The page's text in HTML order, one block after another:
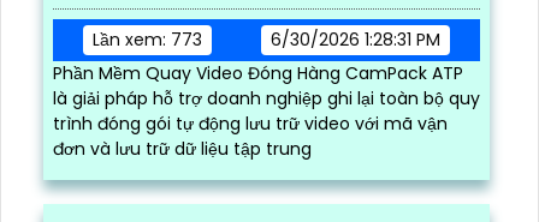
Lần xem: 773
6/30/2026 1:28:31 PM
Phần Mềm Quay Video Đóng Hàng CamPack ATP
là giải pháp hỗ trợ doanh nghiệp ghi lại toàn bộ quy
trình đóng gói tự động lưu trữ video với mã vận
đơn và lưu trữ dữ liệu tập trung